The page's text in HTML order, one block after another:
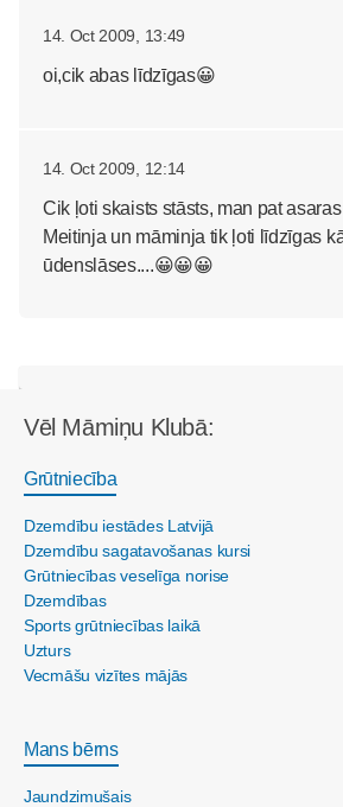
14. Oct 2009, 13:49
oi,cik abas līdzīgas😀
14. Oct 2009, 12:14
Cik ļoti skaists stāsts, man pat
Meitinja un māminja tik ļoti līdzīgas
ūdenslāses....😀😀😀
Vēl Māmiņu Klubā:
Grūtniecība
Dzemdību iestādes Latvijā
Dzemdību sagatavošanas kursi
Grūtniecības veselīga norise
Dzemdības
Sports grūtniecības laikā
Uzturs
Vecmāšu vizītes mājās
Mans bērns
Jaundzimušais